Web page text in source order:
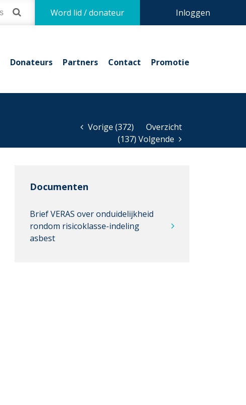
Inloggen
Word lid / donateur
Donateurs Partners Contact Promotie
Vorige (372)
Overzicht
(137) Volgende
Documenten
Brief VERAS over onduidelijkheid
rondom risicoklasse-indeling
asbest